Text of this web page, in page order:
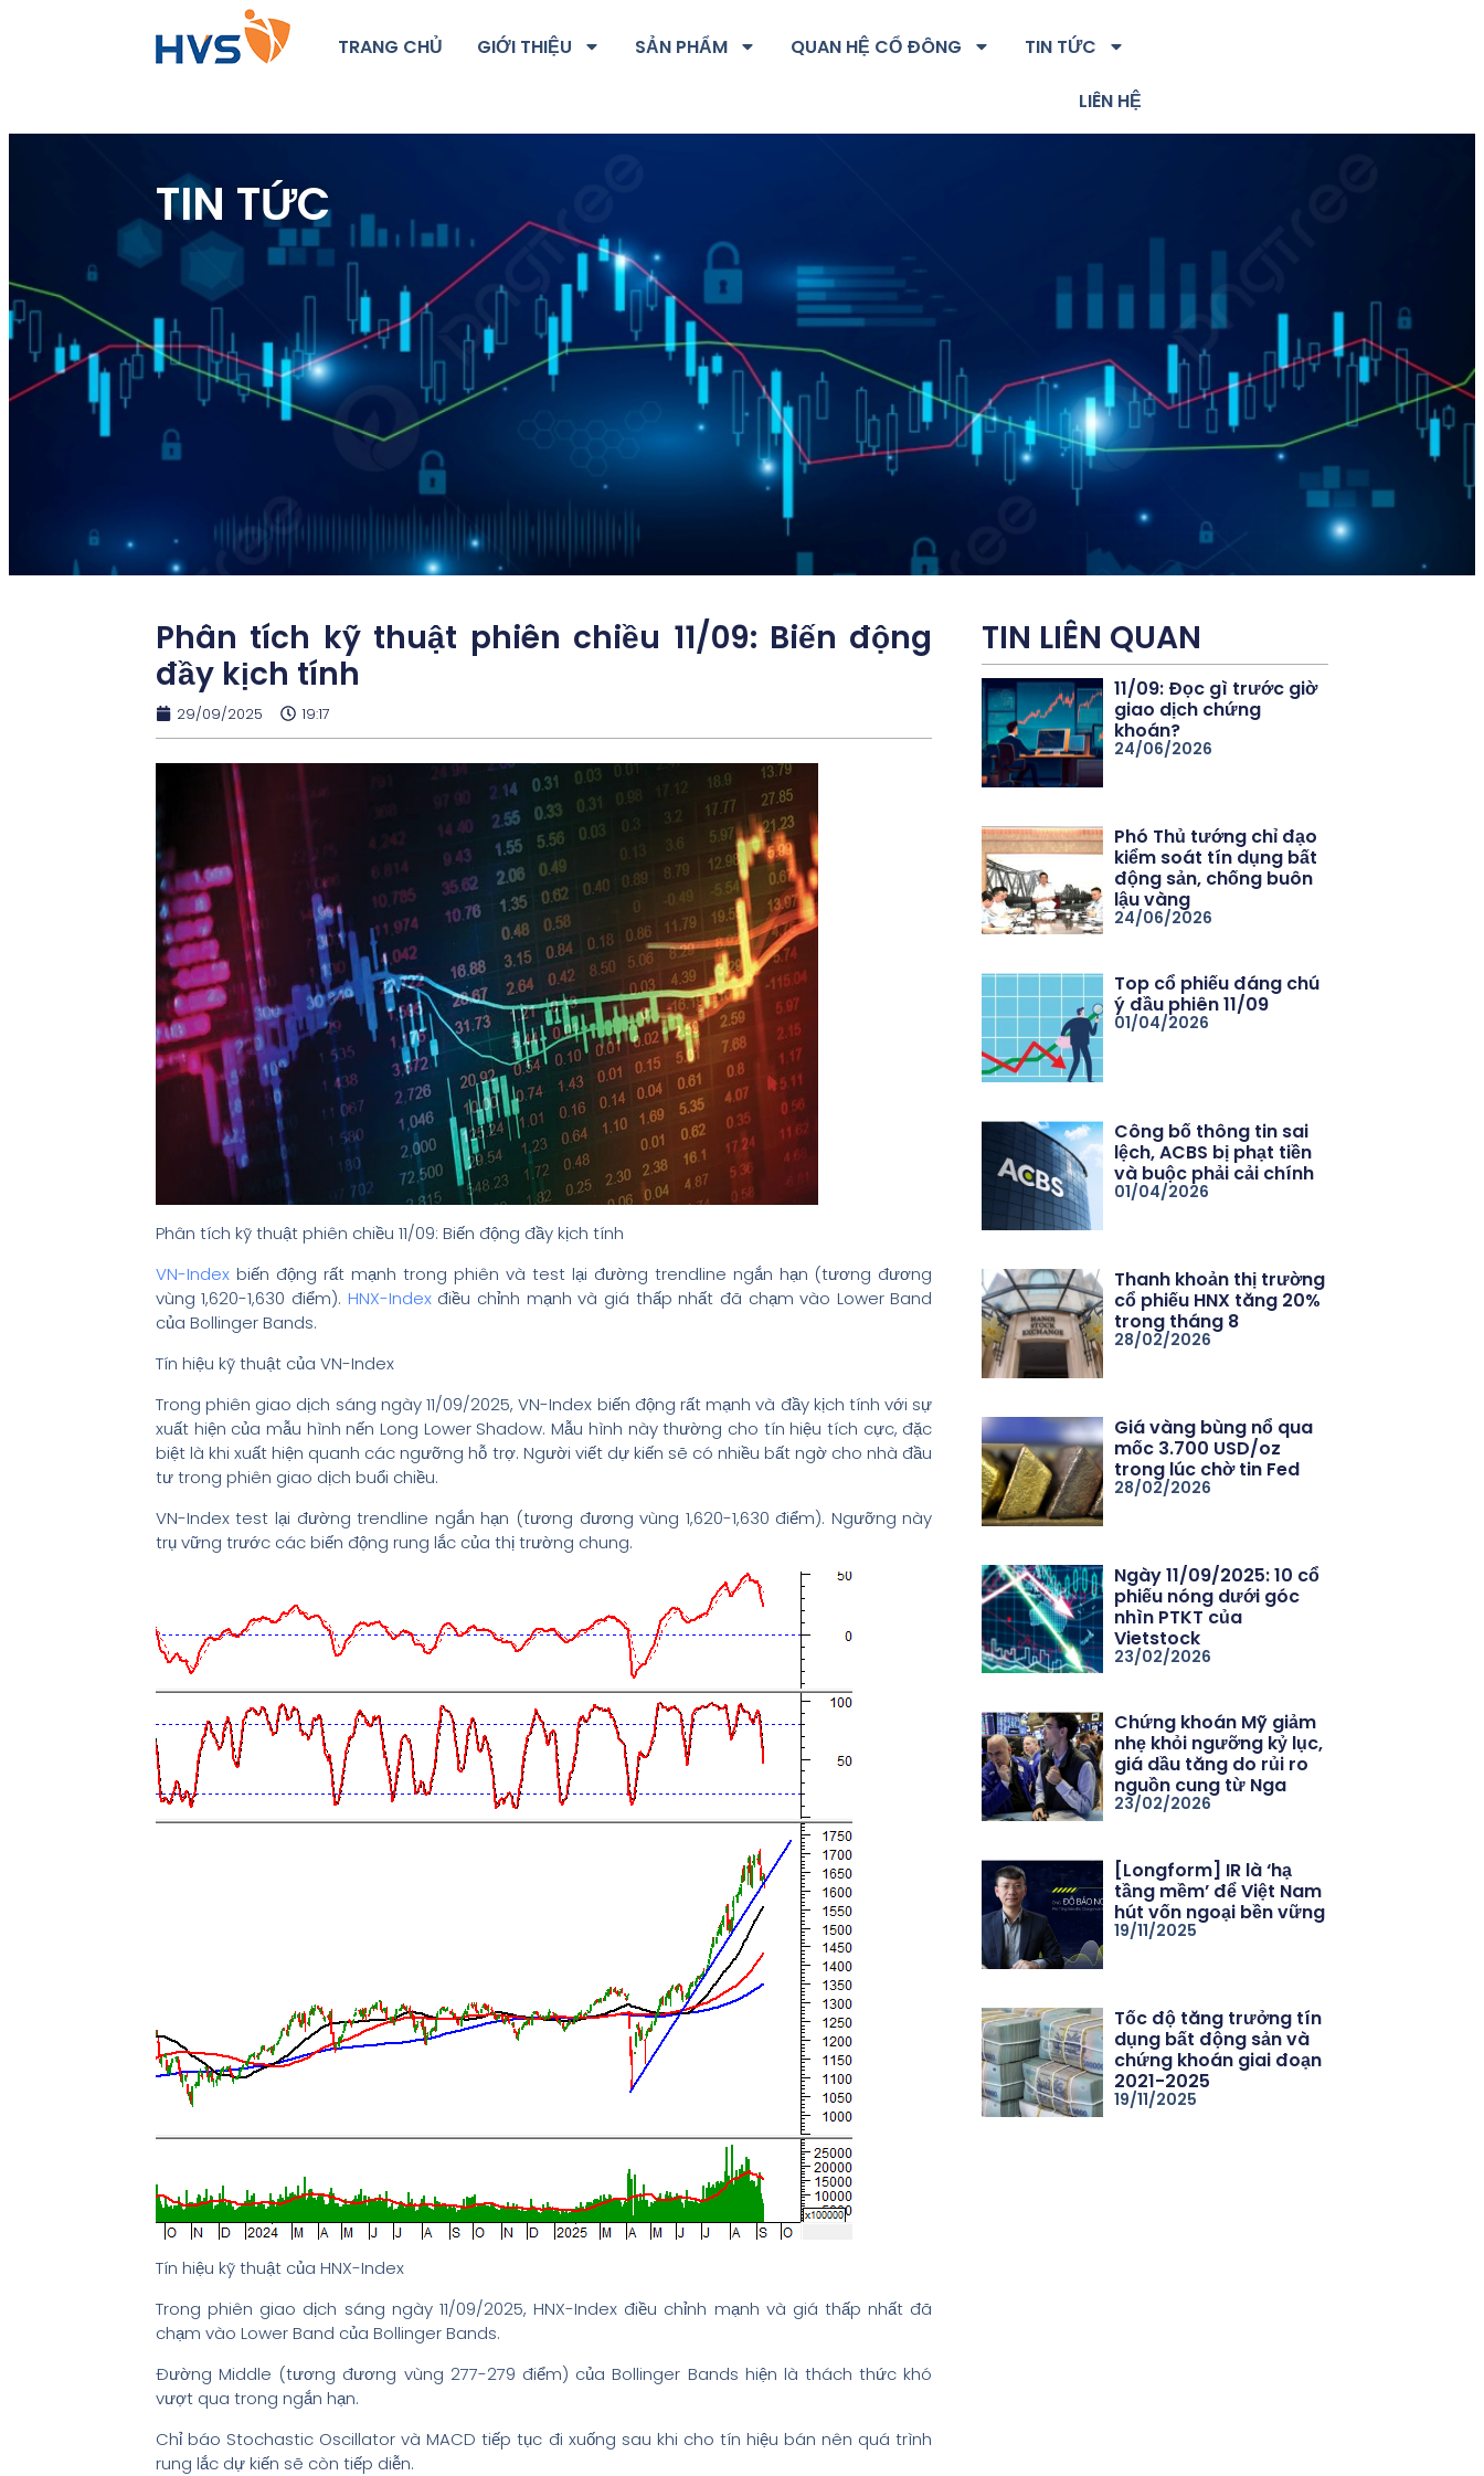
TRANG CHỦ GIỚI THIỆU SẢN PHẨM QUAN HỆ CỔ ĐÔNG TIN TỨC
LIÊN HỆ
TIN TỨC
Phân tích kỹ thuật phiên chiều 11/09: Biến động
đầy kịch tính
29/09/2025 19:17
Phân tích kỹ thuật phiên chiều 11/09: Biến động đầy kịch tính
VN-Indexbiến động rất mạnh trong phiên và test lại đường trendline ngắn hạn (tương đương
vùng 1,620-1,630 điểm). HNX-Indexđiều chỉnh mạnh và giá thấp nhất đã chạm vào Lower Band
của Bollinger Bands.
Tín hiệu kỹ thuật của VN-Index
Trong phiên giao dịch sáng ngày 11/09/2025, VN-Index biến động rất mạnh và đầy kịch tính với sự
xuất hiện của mẫu hình nến Long Lower Shadow. Mẫu hình này thường cho tín hiệu tích cực, đặc
biệt là khi xuất hiện quanh các ngưỡng hỗ trợ. Người viết dự kiến sẽ có nhiều bất ngờ cho nhà đầu
tư trong phiên giao dịch buổi chiều.
VN-Index test lại đường trendline ngắn hạn (tương đương vùng 1,620-1,630 điểm). Ngưỡng này
trụ vững trước các biến động rung lắc của thị trường chung.
Tín hiệu kỹ thuật của HNX-Index
Trong phiên giao dịch sáng ngày 11/09/2025, HNX-Index điều chỉnh mạnh và giá thấp nhất đã
chạm vào Lower Band của Bollinger Bands.
Đường Middle (tương đương vùng 277-279 điểm) của Bollinger Bands hiện là thách thức khó
vượt qua trong ngắn hạn.
Chỉ báo Stochastic Oscillator và MACD tiếp tục đi xuống sau khi cho tín hiệu bán nên quá trình
rung lắc dự kiến sẽ còn tiếp diễn.
TIN LIÊN QUAN
11/09: Đọc gì trước giờ
giao dịch chứng
khoán?
24/06/2026
Phó Thủ tướng chỉ đạo
kiểm soát tín dụng bất
động sản, chống buôn
lậu vàng
24/06/2026
Top cổ phiếu đáng chú
ý đầu phiên 11/09
01/04/2026
Công bố thông tin sai
lệch, ACBS bị phạt tiền
và buộc phải cải chính
01/04/2026
Thanh khoản thị trường
cổ phiếu HNX tăng 20%
trong tháng 8
28/02/2026
Giá vàng bùng nổ qua
mốc 3.700 USD/oz
trong lúc chờ tin Fed
28/02/2026
Ngày 11/09/2025: 10 cổ
phiếu nóng dưới góc
nhìn PTKT của
Vietstock
23/02/2026
Chứng khoán Mỹ giảm
nhẹ khỏi ngưỡng kỷ lục,
giá dầu tăng do rủi ro
nguồn cung từ Nga
23/02/2026
[Longform] IR là ‘hạ
tầng mềm’ để Việt Nam
hút vốn ngoại bền vững
19/11/2025
Tốc độ tăng trưởng tín
dụng bất động sản và
chứng khoán giai đoạn
2021-2025
19/11/2025